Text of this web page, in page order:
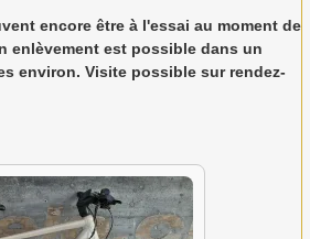
encore être à l'essai au moment de
enlèvement est possible dans un
environ. Visite possible sur rendez-